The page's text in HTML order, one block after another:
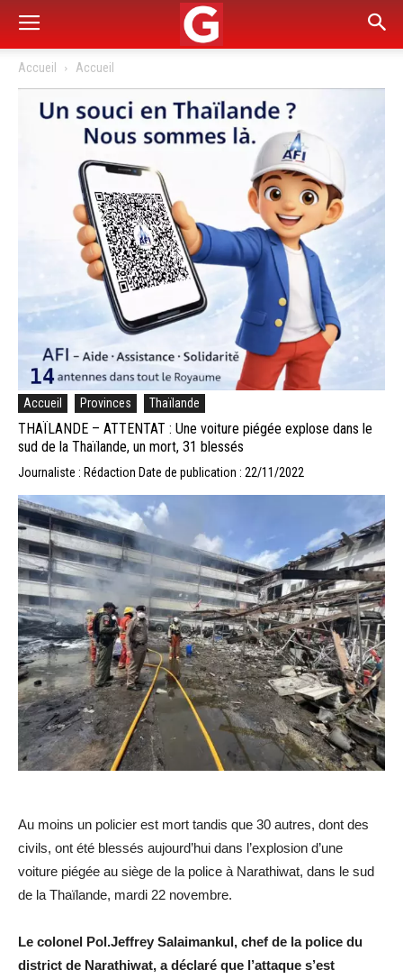
Accueil Accueil
Accueil Provinces Thaïlande
THAÏLANDE – ATTENTAT : Une voiture piégée explose dans le
sud de la Thaïlande, un mort, 31 blessés
Journaliste : Rédaction Date de publication : 22/11/2022
Au moins un policier est mort tandis que 30 autres, dont des
civils, ont été blessés aujourd’hui dans l’explosion d’une
voiture piégée au siège de la police à Narathiwat, dans le sud
de la Thaïlande, mardi 22 novembre.
Le colonel Pol.Jeffrey Salaimankul, chef de la police du
district de Narathiwat, a déclaré que l’attaque s’est